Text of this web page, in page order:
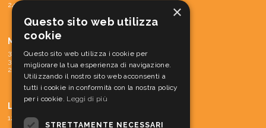
24 - SISTEMA DREAMCARE
MACCHINE
31 - PARTI DI RICAMBIO E ACCESSORI
30 - MATERIALE CONS. MACCH.
29 - MACCHINE
LINEA CORTESIA
12 - LINEA CORTESIA
×
Questo sito web utilizza
cookie
Questo sito web utilizza i cookie per
migliorare la tua esperienza di navigazione.
Utilizzando il nostro sito web acconsenti a
tutti i cookie in conformità con la nostra policy
per i cookie. Leggi di più
STRETTAMENTE NECESSARI